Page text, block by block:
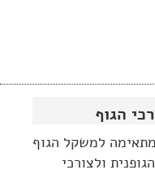
הגוף
למשקל הגוף
ולצורכי